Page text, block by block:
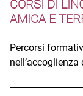
CORSI DI
AMICA E
Percorsi